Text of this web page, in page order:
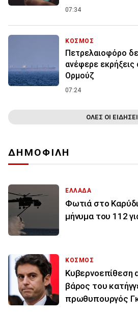
07:34
ΚΟΣΜΟΣ
Πετρελαιοφόρο
ανέφερε
Ορμούζ
07:24
ΟΛΕΣ ΟΙ
ΔΗΜΟΦΙΛΗ
ΕΛΛΑΔΑ
Φωτιά στο
μήνυμα του 112
ΚΟΣΜΟΣ
Κυβερνοεπίθεση
βάρος του
πρωθυπουργός